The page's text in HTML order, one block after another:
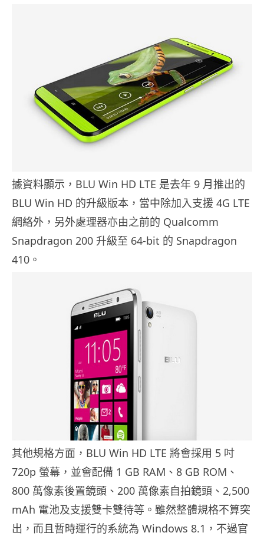
據資料顯示，BLU Win HD LTE 是去年 9 月推出的
BLU Win HD 的升級版本，當中除加入支援 4G LTE
網絡外，另外處理器亦由之前的 Qualcomm
Snapdragon 200 升級至 64-bit 的 Snapdragon
410。
其他規格方面，BLU Win HD LTE 將會採用 5 吋
720p 螢幕，並會配備 1 GB RAM、8 GB ROM、
800 萬像素後置鏡頭、200 萬像素自拍鏡頭、2,500
mAh 電池及支援雙卡雙待等。雖然整體規格不算突
出，而且暫時運行的系統為 Windows 8.1，不過官